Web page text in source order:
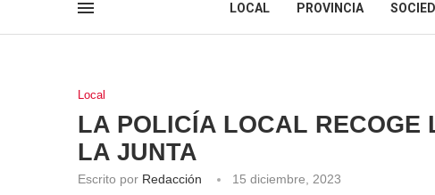
LOCAL PROVINCIA
Local
LA POLICÍA LOCAL RECOGE
LA JUNTA
Escrito por Redacción
15 diciembre, 2023